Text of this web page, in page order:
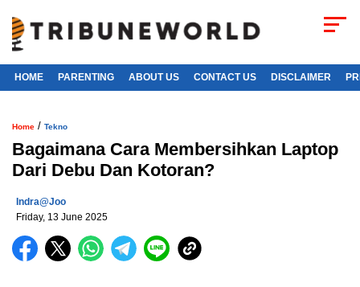
HOME PARENTING ABOUT US CONTACT US DISCLAIMER
Home / Tekno
Bagaimana Cara Membersihkan Laptop
Dari Debu Dan Kotoran?
Indra@joo
Friday, 13 June 2025